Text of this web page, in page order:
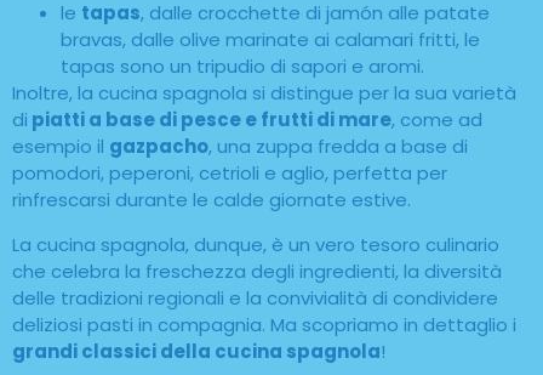
le tapas, dalle crocchette di jamón alle patate
bravas, dalle olive marinate ai calamari fritti, le
tapas sono un tripudio di sapori e aromi.
Inoltre, la cucina spagnola si distingue per la sua varietà
di piatti a base di pesce e frutti di mare, come ad
esempio il gazpacho, una zuppa fredda a base di
pomodori, peperoni, cetrioli e aglio, perfetta per
rinfrescarsi durante le calde giornate estive.
La cucina spagnola, dunque, è un vero tesoro culinario
che celebra la freschezza degli ingredienti, la diversità
delle tradizioni regionali e la convivialità di condividere
deliziosi pasti in compagnia. Ma scopriamo in dettaglio i
grandi classici della cucina spagnola!